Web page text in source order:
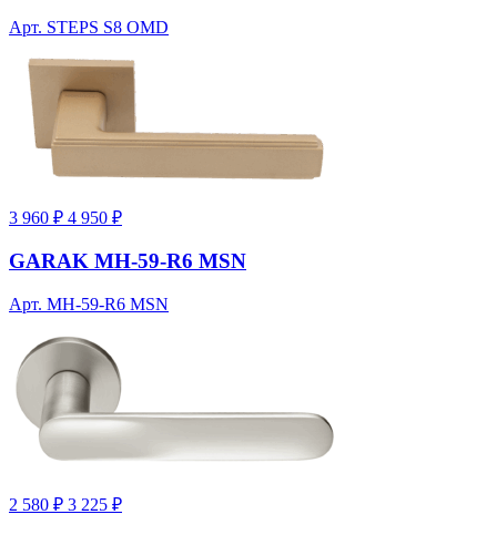
Арт. STEPS S8 OMD
3 960 ₽ 4 950 ₽
GARAK MH-59-R6 MSN
Арт. MH-59-R6 MSN
2 580 ₽ 3 225 ₽